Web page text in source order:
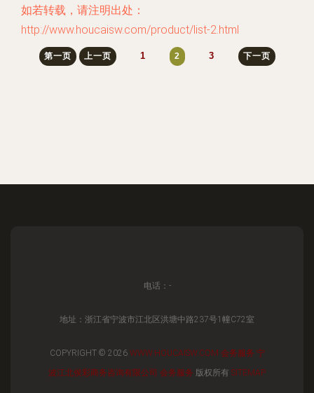
如若转载，请注明出处：
http://www.houcaisw.com/product/list-2.html
第一页 上一页 1 2 3 下一页
电话：-
地址：浙江省宁波市江北区洪塘中路237号1幢C72室
COPYRIGHT © 2026 WWW.HOUCAISW.COM 会务服务 宁
波江北侯彩商务咨询有限公司 会务服务 版权所有 SITEMAP